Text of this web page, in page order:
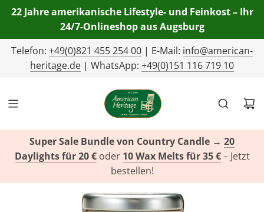
22 Jahre amerikanische Lifestyle- und Feinkost – Ihr
24/7-Onlineshop aus Augsburg
Telefon: +49(0)821 455 254 00 | E-Mail: info@american-
heritage.de | WhatsApp: +49(0)151 116 719 10
Super Sale Bundle von Country Candle → 20
Daylights für 20 €oder 10 Wax Melts für 35 €– Jetzt
bestellen!